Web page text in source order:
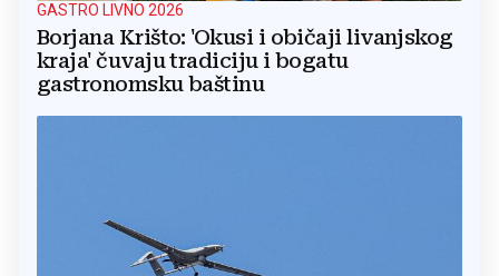
GASTRO LIVNO 2026
Borjana Krišto: 'Okusi i običaji livanjskog
kraja' čuvaju tradiciju i bogatu
gastronomsku baštinu